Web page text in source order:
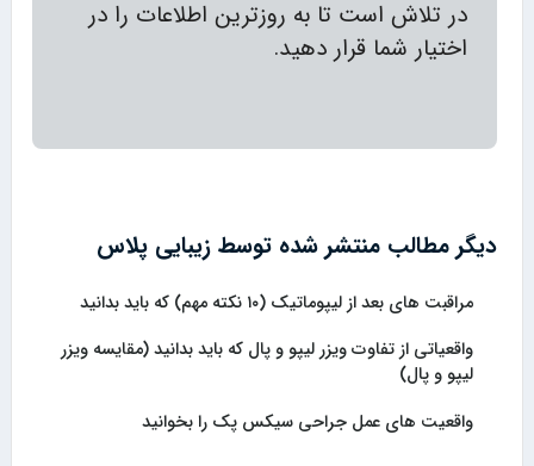
در تلاش است تا به روزترین اطلاعات را در
اختیار شما قرار دهید.
دیگر مطالب منتشر شده توسط زیبایی پلاس
مراقبت های بعد از لیپوماتیک (۱۰ نکته مهم) که باید بدانید
واقعیاتی از تفاوت ویزر لیپو و پال که باید بدانید (مقایسه ویزر
لیپو و پال)
واقعیت های عمل جراحی سیکس پک را بخوانید